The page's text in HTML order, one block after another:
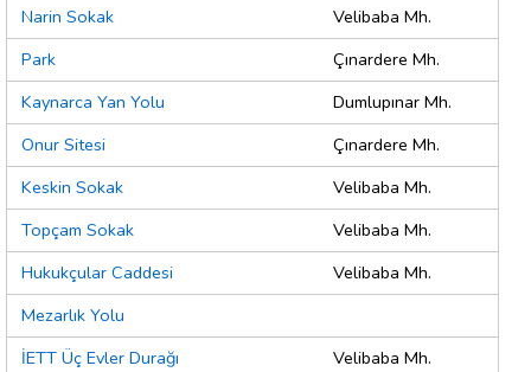
Narin Sokak
Velibaba Mh.
Park
Çınardere Mh.
Kaynarca Yan Yolu
Dumlupınar Mh.
Onur Sitesi
Çınardere Mh.
Keskin Sokak
Velibaba Mh.
Topçam Sokak
Velibaba Mh.
Hukukçular Caddesi
Velibaba Mh.
Mezarlık Yolu
İETT Üç Evler Durağı
Velibaba Mh.